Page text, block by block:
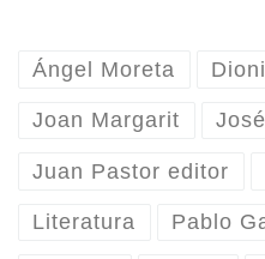
Ángel Moreta
Joan Margarit
Juan Pastor editor
Literatura Pablo